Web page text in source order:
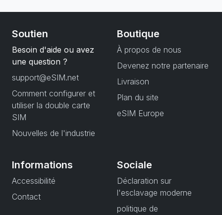
Soutien
Besoin d'aide ou avez
une question ?
support@eSIM.net
Comment configurer et
utiliser la double carte
SIM
Nouvelles de l'industrie
Boutique
À propos de nous
Devenez notre partenaire
Livraison
Plan du site
eSIM Europe
Informations
Accessibilité
Contact
Sociale
Déclaration sur
l'esclavage moderne
politique de